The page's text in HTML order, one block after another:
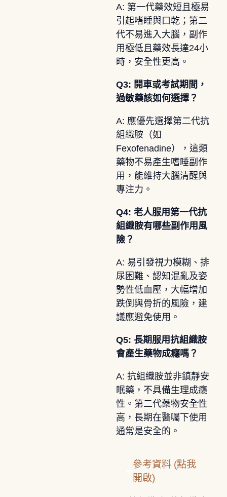
A: 第一代藥效短且極易
引起嗜睡與口乾；第二
代不易進入大腦，副作
用極低且藥效長達24小
時，安全性更高。
Q3: 開車或考試期間，
過敏藥該如何選擇？
A: 應優先選擇第二代抗
組織胺（如
Fexofenadine），這類
藥物不易產生嗜睡副作
用，能維持大腦清醒與
專注力。
Q4: 老人服用第一代抗
組織胺有哪些副作用風
險？
A: 易引發視力模糊、排
尿困難、認知混亂及姿
勢性低血壓，大幅增加
跌倒與骨折的風險，建
議應避免使用。
Q5: 長期服用抗組織胺
會產生藥物成癮嗎？
A: 抗組織胺並非鎮靜安
眠藥，不具備生理成癮
性。第二代藥物安全性
高，長期在醫囑下使用
通常是安全的。
參考資料 (點我
開啟)